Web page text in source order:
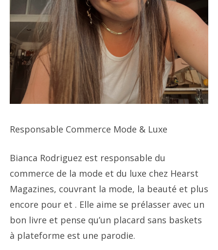
Responsable Commerce Mode & Luxe
Bianca Rodriguez est responsable du
commerce de la mode et du luxe chez Hearst
Magazines, couvrant la mode, la beauté et plus
encore pour et . Elle aime se prélasser avec un
bon livre et pense qu’un placard sans baskets
à plateforme est une parodie.